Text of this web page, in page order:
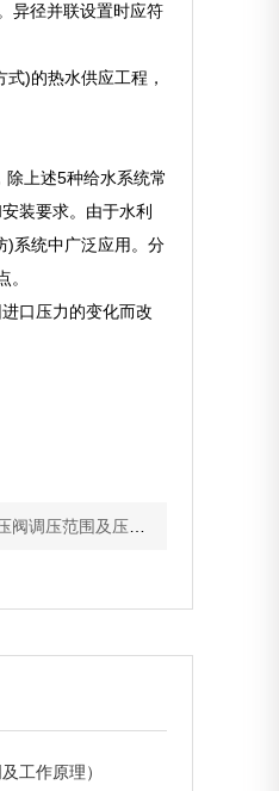
异径并联设置时应符
)的热水供应工程，
上述5种给水系统常
装要求。由于水利
)系统中广泛应用。分
口压力的变化而改
范围及压力特性）
工作原理）